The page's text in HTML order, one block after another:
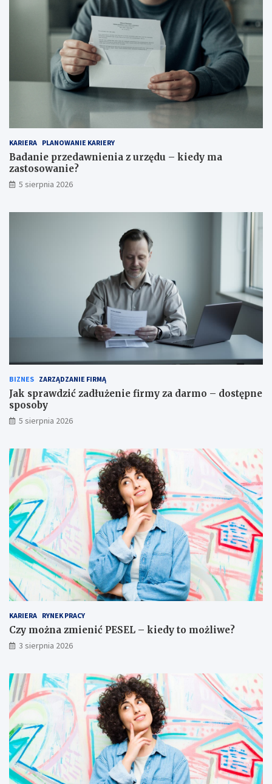
KARIERA PLANOWANIE KARIERY
Badanie przedawnienia z urzędu – kiedy ma
zastosowanie?
5 sierpnia 2026
BIZNES ZARZĄDZANIE FIRMĄ
Jak sprawdzić zadłużenie firmy za darmo – dostępne
sposoby
5 sierpnia 2026
KARIERA RYNEK PRACY
Czy można zmienić PESEL – kiedy to możliwe?
3 sierpnia 2026